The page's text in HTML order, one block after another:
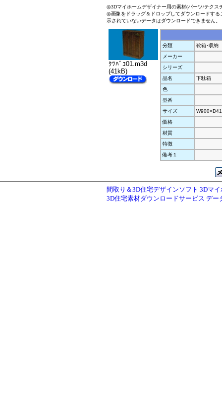
◎3Dマイホームデザイナー用の素材(パーツ/テクス
◎画像をドラッグ＆ドロップしてダウンロードす
示されていないデータはダウンロードできません。
ｸﾂﾊﾞｺ01.m3d
(41kB)
分類
靴箱･収納
メーカー
シリーズ
品名
下駄箱
色
型番
サイズ
価格
材質
特徴
備考１
間取り＆3D住宅デザインソフト 3Dマ
3D住宅素材ダウンロードサービス デー